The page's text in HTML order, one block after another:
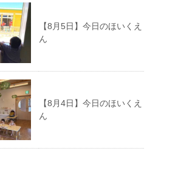
【8月5日】今日のほいくえ
ん
【8月4日】今日のほいくえ
ん